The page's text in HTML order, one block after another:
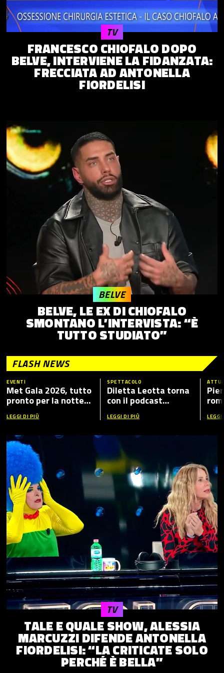
FRANCESCO CHIOFALO DOPO
BELVE, INTERVIENE LA FIDANZATA:
FRECCIATA AD ANTONELLA
FIORDELISI
TV
BELVE, LE EX DI CHIOFALO
SMONTANO L’INTERVISTA: “È
TUTTO STUDIATO”
BELVE
FLASH NEWS
EVENTI
Met Gala 2026, tutto
pronto per la notte
più fashion dell’anno:
tema, ospiti e dove
LEGGI DI PIÙ
SPETTACOLO
Diletta Leotta torna
con il podcast
“Mamma Dilettante
5”, ecco i nuovi ospiti
LEGGI DI PIÙ
TALE E QUALE SHOW, ALESSIA
MARCUZZI DIFENDE ANTONELLA
FIORDELISI: “LA CRITICATE SOLO
PERCHÉ È BELLA”
TV